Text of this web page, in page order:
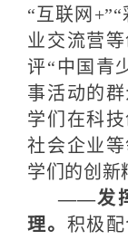
“互联网
业交流营
评“中国青
事活动的
学们在科
社会企业
学们的创新
——发
理。 积极